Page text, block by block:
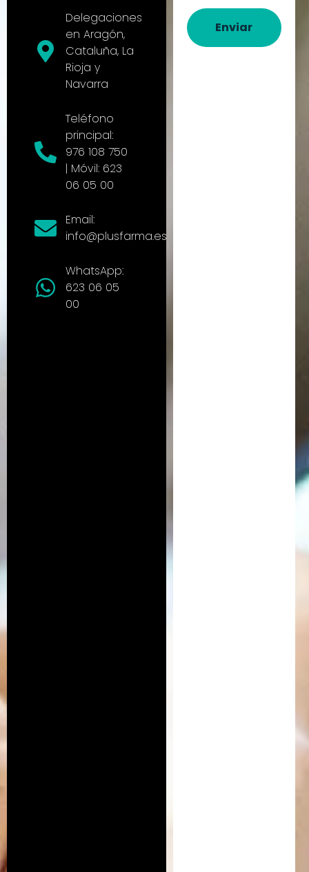
Delegaciones
en Aragón,
Cataluña, La
Rioja y
Navarra
Teléfono
principal:
976 108 750
| Móvil: 623
06 05 00
Email:
info@plusfarma.es
WhatsApp:
623 06 05
00
Enviar